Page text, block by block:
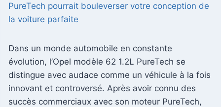
PureTech pourrait bouleverser votre conception de
la voiture parfaite
Dans un monde automobile en constante
évolution, l’Opel modèle 62 1.2L PureTech se
distingue avec audace comme un véhicule à la fois
innovant et controversé. Après avoir connu des
succès commerciaux avec son moteur PureTech,